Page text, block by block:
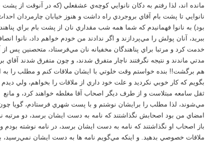
مانده اند، لذا رفتم به دكان نانوايي كوچه‌ي عشقعلي (كه در آنوقت از پشت
نانوايي تا پشت بام آقاي بروجردي راه داشت و هنوز خيابان چارمردان
بود) به نانوا فهمانيدم كه شما همه شب مقداري نان از پشت بام براي
ببريد، آنان پولش را مي‌پردازند و اگر ندادند من خودم خواهم داد، نانوا
خدمت كرد و مرتبا براي پناهندگان مخفيانه نان مي‌فرستاد، متحصنين پس از
مدتي ماندند و نتيجه نگرفتند ناچار متفرق شدند، و چون متفرق شدند آقاي
هم برگشت!! بنده خواستم وقت خلوتي با ايشان ملاقات كنم و مطلب را به
بگويم كه كار خوبي نكرديد و علت خود داري از ملاقات را بخواهم، ولي ديدم
ثقل سامعه مبتلاست و از طرف ديگر اصحاب آقا مغلطه خواهند كرد، و مانع
مي‌شوند، لذا مطلب را برايشان نوشتم و با پست شهري فرستادم، گويا
امضاي من بود اصحابش نگذاشتند كه نامه به دست ايشان برسد، دو مرتبه
باز اصحاب او نگذاشتند كه نامه به دست ايشان برسد، در نامه نوشته بودم
ملاقات خصوصي بدهيد. و اينكه مي‌گويم نامه ها به دست ايشان نمي‌رسيد،